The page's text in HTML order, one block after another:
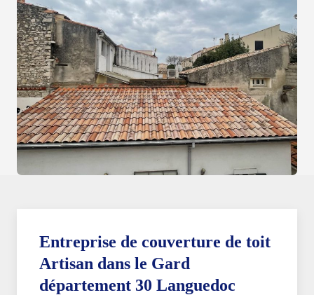
Entreprise de couverture de toit
Artisan dans le Gard
département 30 Languedoc